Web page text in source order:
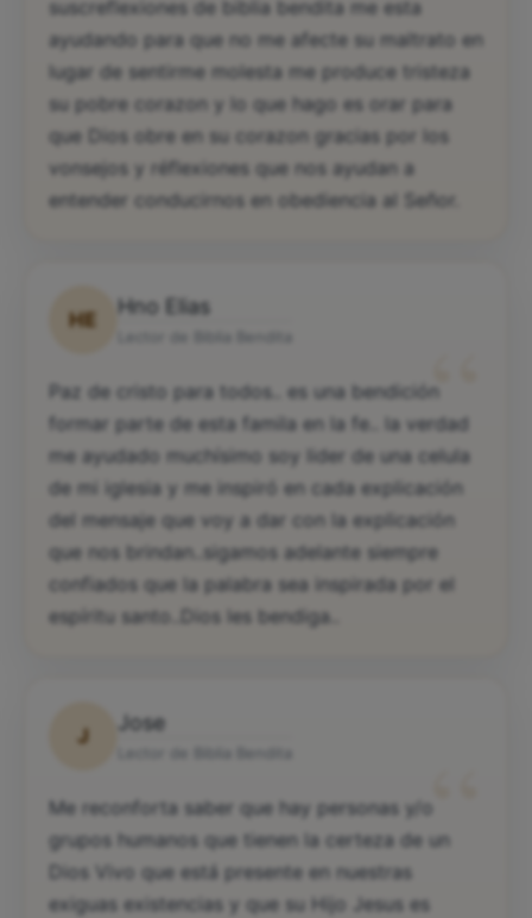
suscreflexiones de biblia bendita me esta
ayudando para que no me afecte su maltrato en
lugar de sentirme molesta me produce tristeza
su pobre corazon y lo que hago es orar para
que Dios obre en su corazon gracias por los
vonsejos y réflexiones que nos ayudan a
entender conducirnos en obediencia al Señor.
HE
Hno Elias
“
Paz de cristo para todos.. es una bendición
formar parte de esta famila en la fe.. la verdad
me ayudado muchísimo soy lider de una celula
de mi iglesia y me inspiró en cada explicación
del mensaje que voy a dar con la explicación
que nos brindan..sigamos adelante siempre
confiados que la palabra sea inspirada por el
espíritu santo..Dios les bendiga..
J
Jose
“
Me reconforta saber que hay personas y/o
grupos humanos que tienen la certeza de un
Dios Vivo que está presente en nuestras
exiguas existencias y que su Hijo Jesus es